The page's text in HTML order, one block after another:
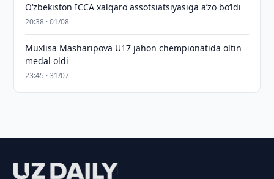
O‘zbekiston ICCA xalqaro assotsiatsiyasiga aʼzo bo‘ldi
20:38 · 01/08
Muxlisa Masharipova U17 jahon chempionatida oltin
medal oldi
23:45 · 31/07